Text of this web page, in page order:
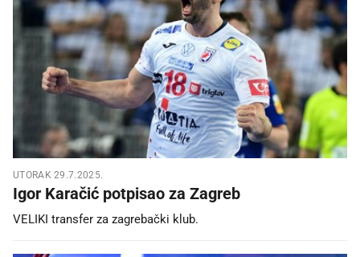
UTORAK 29.7.2025.
Igor Karačić potpisao za Zagreb
VELIKI transfer za zagrebački klub.